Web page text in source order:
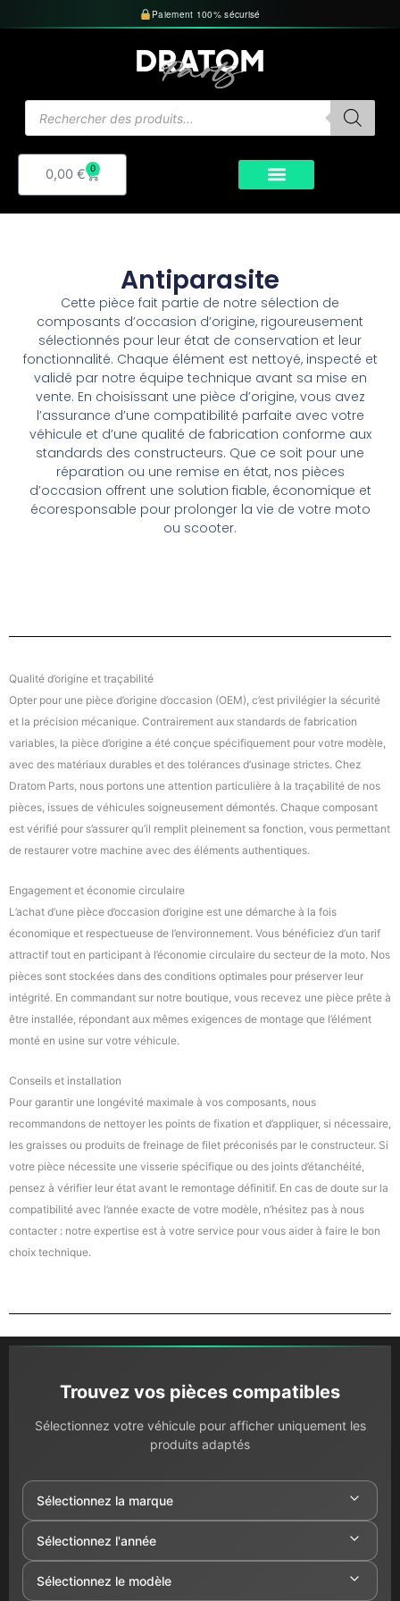
au
Paiement 100% sécurisé
de
0,00 € 0
Panier
Antiparasite
Cette pièce fait partie de notre sélection de
composants d’occasion d’origine, rigoureusement
sélectionnés pour leur état de conservation et leur
fonctionnalité. Chaque élément est nettoyé, inspecté et
validé par notre équipe technique avant sa mise en
vente. En choisissant une pièce d’origine, vous avez
l’assurance d’une compatibilité parfaite avec votre
véhicule et d’une qualité de fabrication conforme aux
standards des constructeurs. Que ce soit pour une
réparation ou une remise en état, nos pièces
d’occasion offrent une solution fiable, économique et
écoresponsable pour prolonger la vie de votre moto
ou scooter.
Qualité d’origine et traçabilité
Opter pour une pièce d’origine d’occasion (OEM), c’est privilégier la sécurité
et la précision mécanique. Contrairement aux standards de fabrication
variables, la pièce d’origine a été conçue spécifiquement pour votre modèle,
avec des matériaux durables et des tolérances d’usinage strictes. Chez
Dratom Parts, nous portons une attention particulière à la traçabilité de nos
pièces, issues de véhicules soigneusement démontés. Chaque composant
est vérifié pour s’assurer qu’il remplit pleinement sa fonction, vous permettant
de restaurer votre machine avec des éléments authentiques.
Engagement et économie circulaire
L’achat d’une pièce d’occasion d’origine est une démarche à la fois
économique et respectueuse de l’environnement. Vous bénéficiez d’un tarif
attractif tout en participant à l’économie circulaire du secteur de la moto. Nos
pièces sont stockées dans des conditions optimales pour préserver leur
intégrité. En commandant sur notre boutique, vous recevez une pièce prête à
être installée, répondant aux mêmes exigences de montage que l’élément
monté en usine sur votre véhicule.
Conseils et installation
Pour garantir une longévité maximale à vos composants, nous
recommandons de nettoyer les points de fixation et d’appliquer, si nécessaire,
les graisses ou produits de freinage de filet préconisés par le constructeur. Si
votre pièce nécessite une visserie spécifique ou des joints d’étanchéité,
pensez à vérifier leur état avant le remontage définitif. En cas de doute sur la
compatibilité avec l’année exacte de votre modèle, n’hésitez pas à nous
contacter : notre expertise est à votre service pour vous aider à faire le bon
choix technique.
Trouvez vos pièces compatibles
Sélectionnez votre véhicule pour afficher uniquement les
produits adaptés